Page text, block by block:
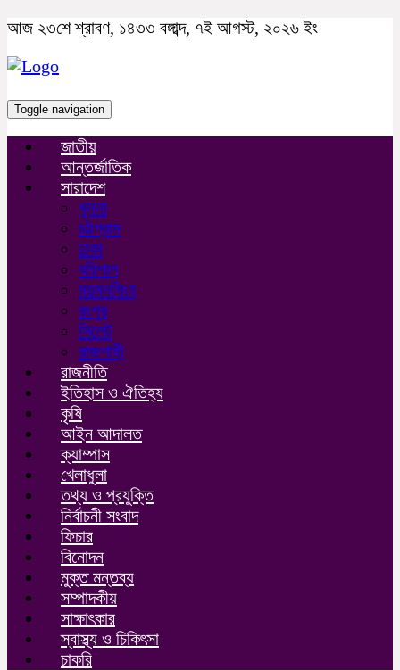
আজ ২৩শে শ্রাবণ, ১৪৩৩ বঙ্গাব্দ, ৭ই আগস্ট, ২০২৬ ইং
Toggle navigation
জাতীয়
আন্তর্জাতিক
সারাদেশ
খুলনা
চট্টগ্রাম
ঢাকা
বরিশাল
ময়মনসিংহ
রংপুর
সিলেট
রাজশাহী
রাজনীতি
ইতিহাস ও ঐতিহ্য
কৃষি
আইন আদালত
ক্যাম্পাস
খেলাধুলা
তথ্য ও প্রযুক্তি
নির্বাচনী সংবাদ
ফিচার
বিনোদন
মুক্ত মন্তব্য
সম্পাদকীয়
সাক্ষাৎকার
স্বাস্থ্য ও চিকিৎসা
চাকরি